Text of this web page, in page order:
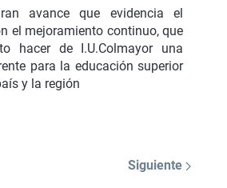
avance que evidencia el
el mejoramiento continuo, que
hacer de I.U.Colmayor una
para la educación superior
y la región
Siguiente